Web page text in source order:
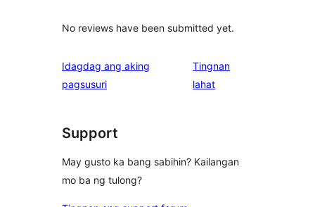
No reviews have been submitted yet.
Idagdag ang aking
pagsusuri
Tingnan
lahatng
Support
May gusto ka bang sabihin? Kailangan
mo ba ng tulong?